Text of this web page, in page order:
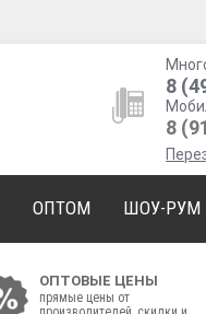
8
8
ОПТОМ ШОУ-РУМ
ОПТОВЫЕ ЦЕНЫ
прямые цены от